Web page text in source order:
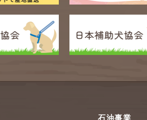
石油事業